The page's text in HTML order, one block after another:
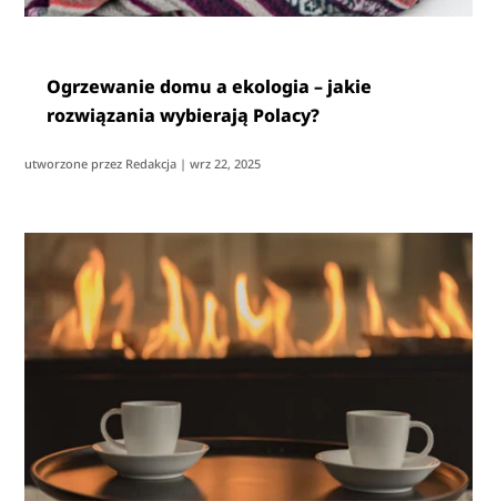
Ogrzewanie domu a ekologia – jakie
rozwiązania wybierają Polacy?
utworzone przez Redakcja |wrz 22, 2025